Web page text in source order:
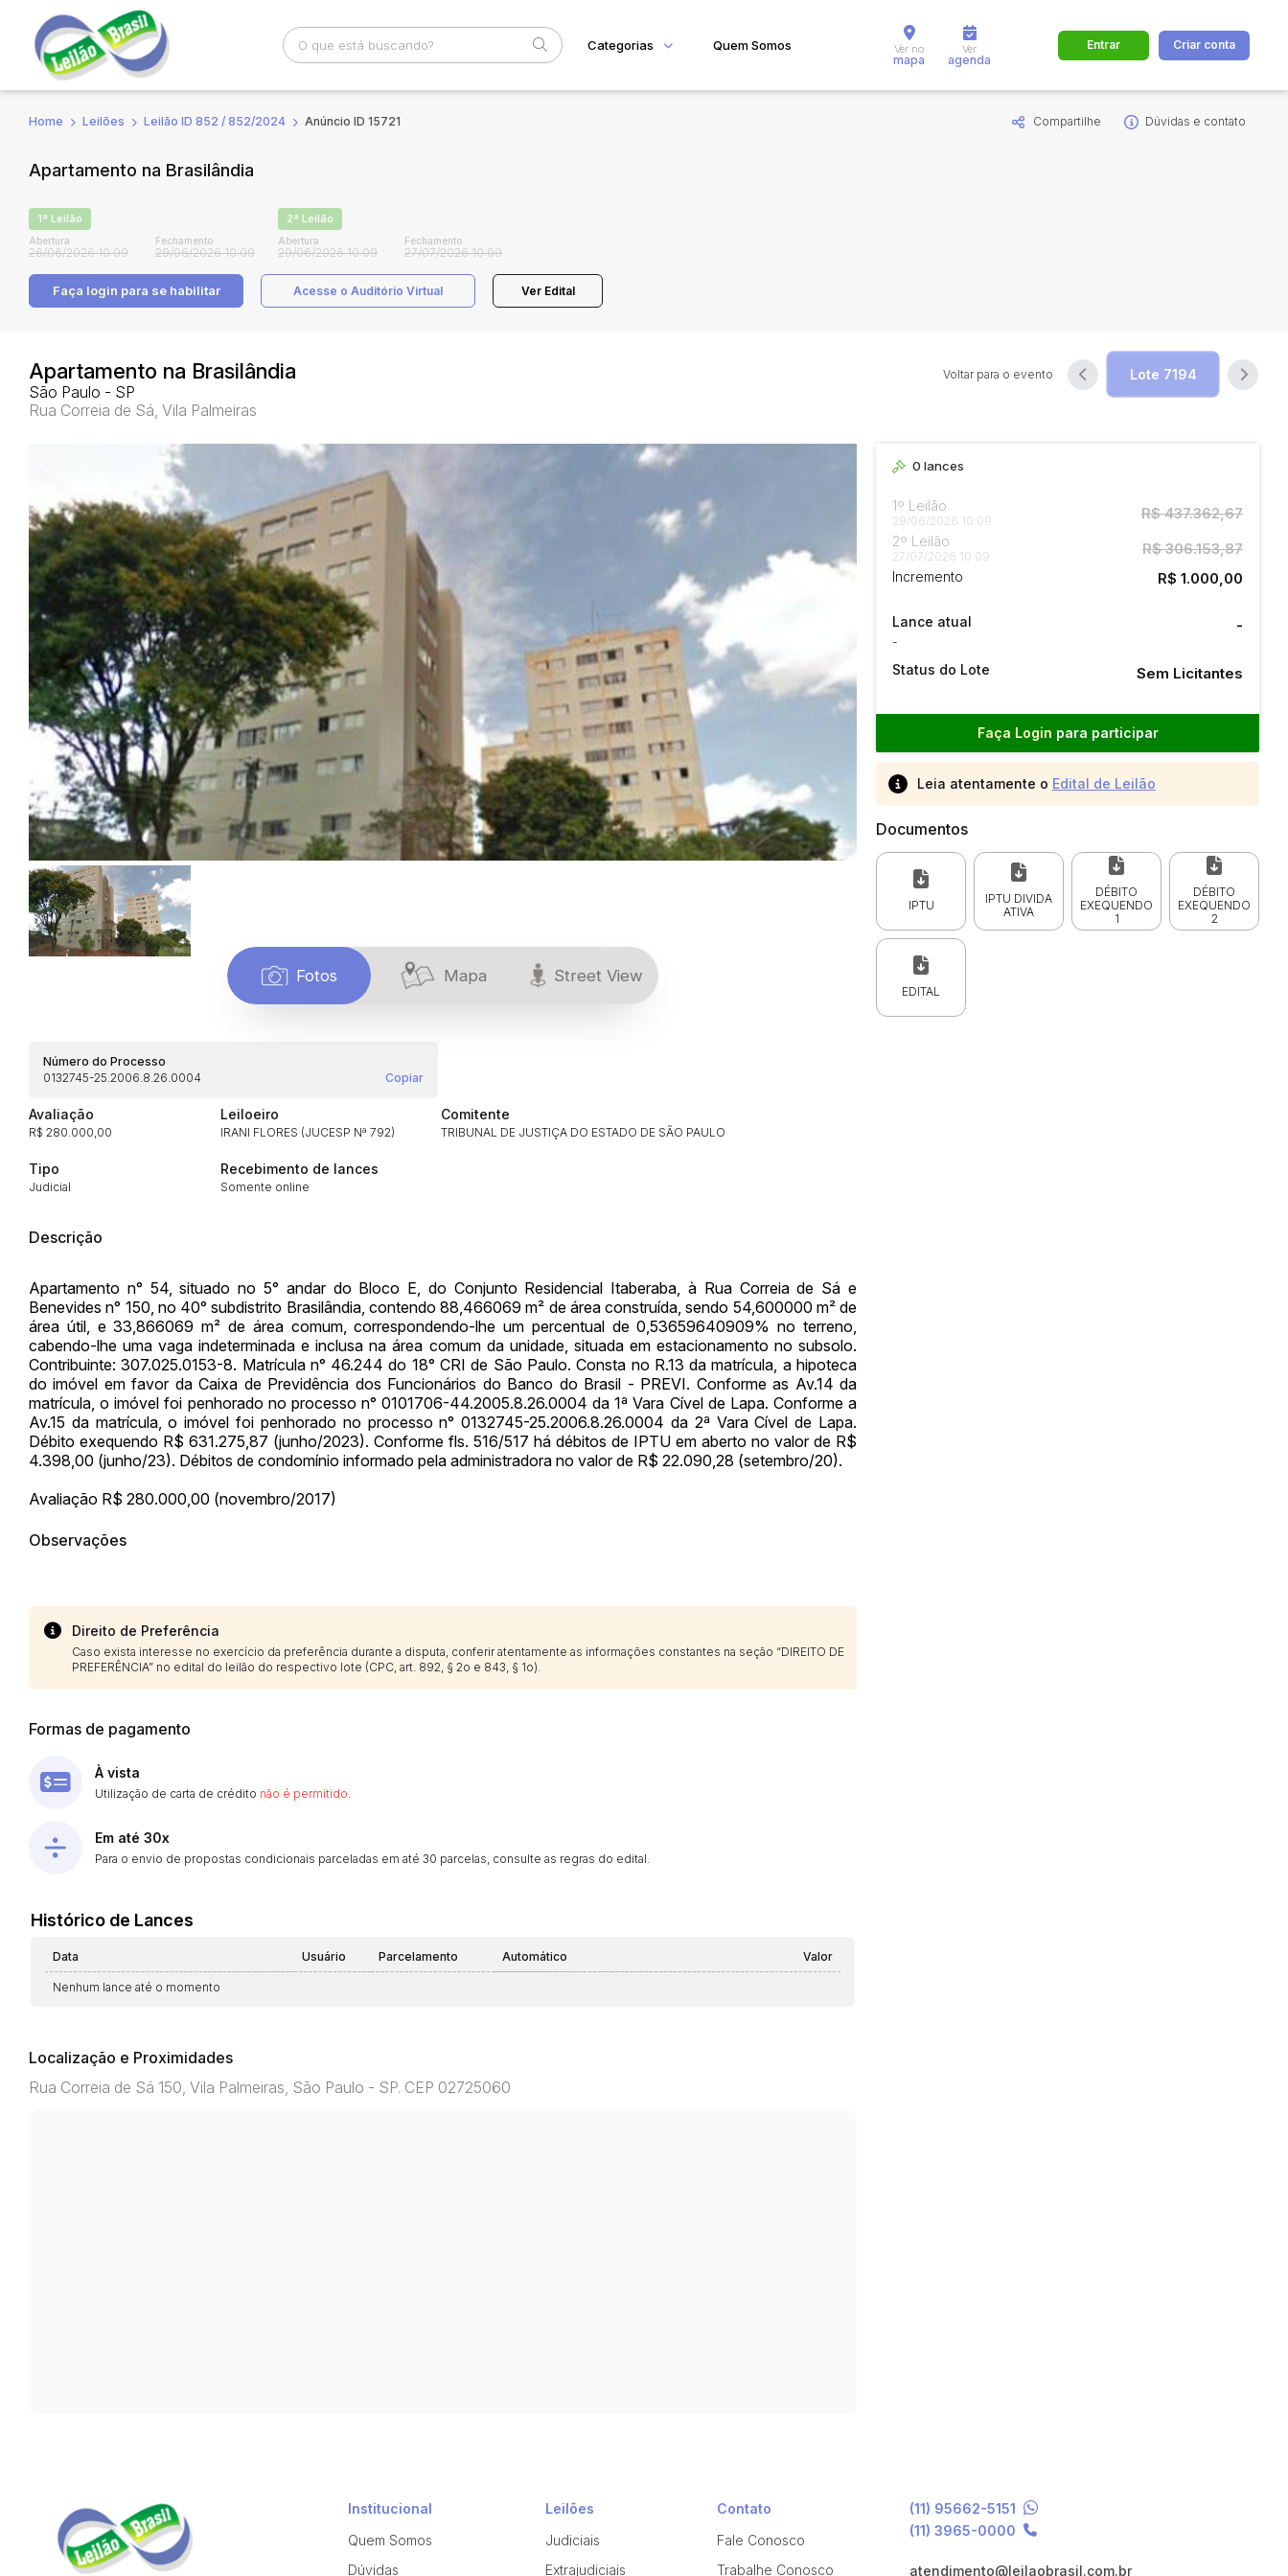
Busca por palavra-chave Categoria Cidade
Categorias Quem Somos Ver no
mapa
Ver
agenda
Entrar Criar conta
Home Leilões Leilão ID 852 / 852/2024 Anúncio ID 15721 Compartilhe Dúvidas e contato
Apartamento na Brasilândia
1ª Leilão
Abertura
26/06/2026 10:09
Fechamento
29/06/2026 10:09
2ª Leilão
Abertura
29/06/2026 10:09
Fechamento
27/07/2026 10:09
Faça login para se habilitar Acesse o Auditório Virtual Ver Edital
Apartamento na Brasilândia
São Paulo - SP
Rua Correia de Sá, Vila Palmeiras
Voltar para o evento
Fotos Mapa Street View
0 lances
1º Leilão
29/06/2026 10:09 R$ 437.362,67
2º Leilão
27/07/2026 10:09 R$ 306.153,87
Incremento R$ 1.000,00
Lance atual
-
-
Status do Lote Sem Licitantes
Faça Login para participar
Leia atentamente o Edital de Leilão
Documentos
IPTU
IPTU DIVIDA
ATIVA
DÉBITO
EXEQUENDO
1
DÉBITO
EXEQUENDO
2
EDITAL
Número do Processo
0132745-25.2006.8.26.0004
Copiar
Avaliação
R$ 280.000,00
Leiloeiro
IRANI FLORES (JUCESP Nª 792)
Comitente
TRIBUNAL DE JUSTIÇA DO ESTADO DE SÃO PAULO
Tipo
Judicial
Recebimento de lances
Somente online
Descrição
Apartamento n° 54, situado no 5° andar do Bloco E, do Conjunto Residencial Itaberaba, à Rua Correia de Sá e
Benevides n° 150, no 40° subdistrito Brasilândia, contendo 88,466069 m² de área construída, sendo 54,600000 m² de
área útil, e 33,866069 m² de área comum, correspondendo-lhe um percentual de 0,53659640909% no terreno,
cabendo-lhe uma vaga indeterminada e inclusa na área comum da unidade, situada em estacionamento no subsolo.
Contribuinte: 307.025.0153-8. Matrícula n° 46.244 do 18° CRI de São Paulo. Consta no R.13 da matrícula, a hipoteca
do imóvel em favor da Caixa de Previdência dos Funcionários do Banco do Brasil - PREVI. Conforme as Av.14 da
matrícula, o imóvel foi penhorado no processo n° 0101706-44.2005.8.26.0004 da 1ª Vara Cível de Lapa. Conforme a
Av.15 da matrícula, o imóvel foi penhorado no processo n° 0132745-25.2006.8.26.0004 da 2ª Vara Cível de Lapa.
Débito exequendo R$ 631.275,87 (junho/2023). Conforme fls. 516/517 há débitos de IPTU em aberto no valor de R$
4.398,00 (junho/23). Débitos de condomínio informado pela administradora no valor de R$ 22.090,28 (setembro/20).
Avaliação R$ 280.000,00 (novembro/2017)
Observações
Direito de Preferência
Caso exista interesse no exercício da preferência durante a disputa, conferir atentamente as informações constantes na seção “DIREITO DE
PREFERÊNCIA” no edital do leilão do respectivo lote (CPC, art. 892, § 2o e 843, § 1o).
Formas de pagamento
À vista
Utilização de carta de crédito não é permitido.
Em até 30x
Para o envio de propostas condicionais parceladas em até 30 parcelas, consulte as regras do edital.
Histórico de Lances
Data Usuário Parcelamento Automático Valor
Nenhum lance até o momento
Localização e Proximidades
Rua Correia de Sá 150, Vila Palmeiras, São Paulo - SP. CEP 02725060
Envie sua Proposta (Art. 895, CPC)
Histórico de Propostas
Data Usuário
14/04/2025 18:43:11 TIAGOFELIPE
Clique aqui para fazer login
Institucional
Quem Somos
Dúvidas
Leilões
Judiciais
Extrajudiciais
Contato
Fale Conosco
Trabalhe Conosco
(11) 95662-5151
(11) 3965-0000
atendimento@leilaobrasil.com.br